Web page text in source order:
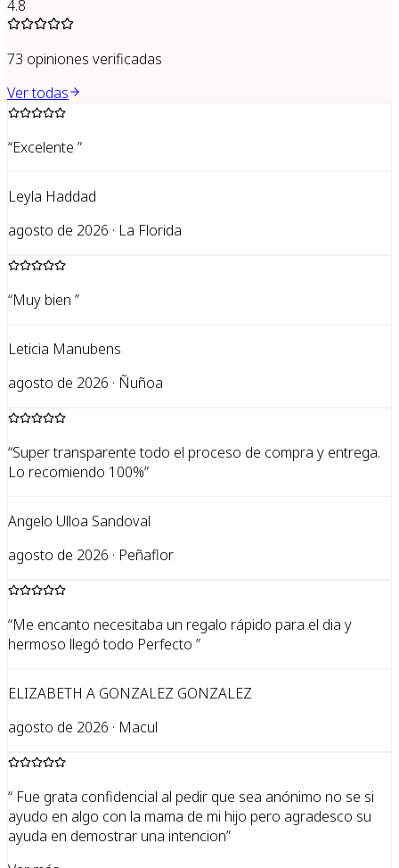
4.8
73 opiniones verificadas
Ver todas
“Excelente ”
Leyla Haddad
agosto de 2026 · La Florida
“Muy bien ”
Leticia Manubens
agosto de 2026 · Ñuñoa
“Super transparente todo el proceso de compra y entrega.
Lo recomiendo 100%”
Angelo Ulloa Sandoval
agosto de 2026 · Peñaflor
“Me encanto necesitaba un regalo rápido para el dia y
hermoso llegó todo Perfecto ”
ELIZABETH A GONZALEZ GONZALEZ
agosto de 2026 · Macul
“ Fue grata confidencial al pedir que sea anónimo no se si
ayudo en algo con la mama de mi hijo pero agradesco su
ayuda en demostrar una intencion”